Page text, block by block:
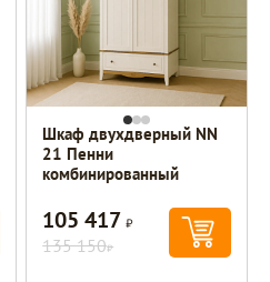
Шкаф двухдверный NN
21 Пенни
комбинированный
105 417Р
135 150Р